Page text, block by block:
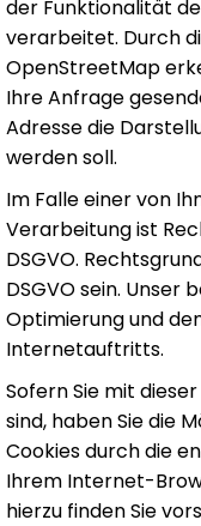
der Funktionalität
verarbeitet. Durch
OpenStreetMap
Ihre Anfrage
Adresse die
werden soll.
Im Falle einer von
Verarbeitung ist
DSGVO.
DSGVO sein.
Optimierung und
Internetauftritts.
Sofern Sie mit
sind, haben Sie die
Cookies durch die
Ihrem Internet-
hierzu finden Sie